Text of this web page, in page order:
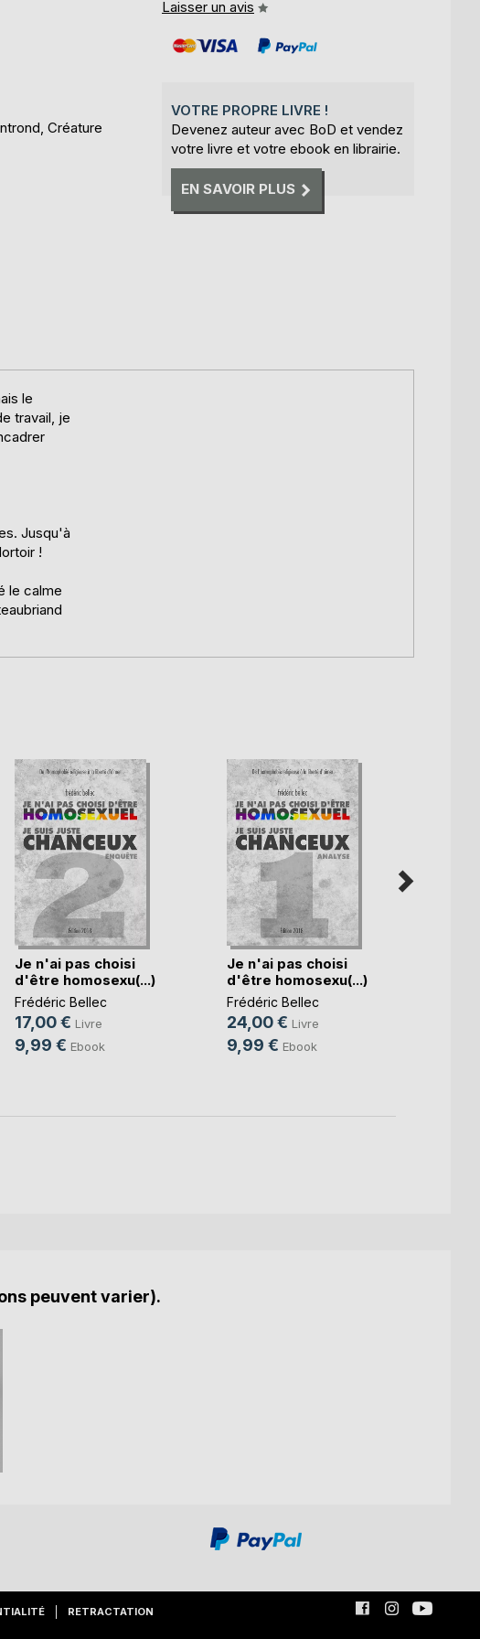
Créature
Laisser un avis
VOTRE PROPRE LIVRE !
Devenez auteur avec BoD et vendez
votre livre et votre ebook en librairie.
EN SAVOIR PLUS
le
travail, je
Jusqu'à
!
le calme
Je n'ai pas choisi
d'être homosexu(...)
Frédéric Bellec
17,00 € Livre
9,99 € Ebook
Je n'ai pas choisi
d'être homosexu(...)
Frédéric Bellec
24,00 € Livre
9,99 € Ebook
peuvent varier).
RETRACTATION